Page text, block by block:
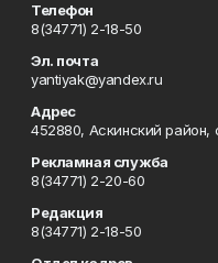
Телефон
8(34771) 2-18-50
Эл. почта
yantiyak@yandex.ru
Адрес
452880, Аскинский район,
Рекламная служба
8(34771) 2-20-60
Редакция
8(34771) 2-18-50